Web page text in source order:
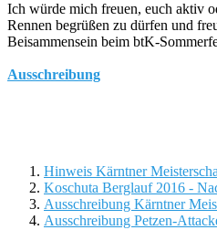
Ich würde mich freuen, euch aktiv
Rennen begrüßen zu dürfen und
Beisammensein beim btK-
Ausschreibung
Hinweis Kärntner
Koschuta Berglauf 2016 -
Ausschreibung Kärntner
Ausschreibung Petzen-